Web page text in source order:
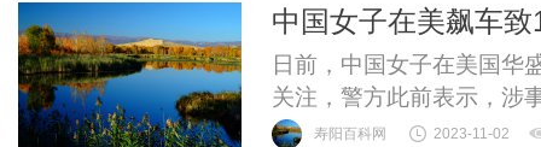
中国女子在美飙车
方回应
日前，中国女子在美国华
关注，警方此前表示，涉
寿阳百科网 2023-11-02